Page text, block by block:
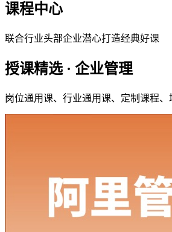
课程中心
联合行业头部企业潜心打造经典好课
授课精选 · 企业管理
岗位通用课、行业通用课、定制课程